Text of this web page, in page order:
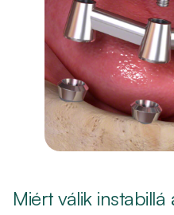
Miért válik